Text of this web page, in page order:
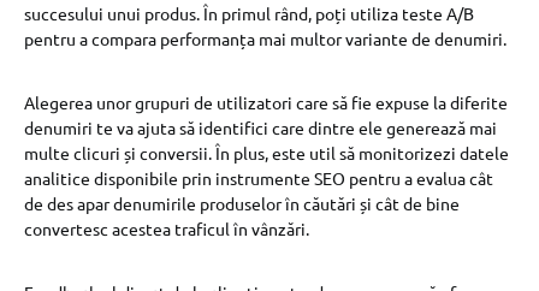
succesului unui produs. În primul rând, poți utiliza teste A/B
pentru a compara performanța mai multor variante de denumiri.
Alegerea unor grupuri de utilizatori care să fie expuse la diferite
denumiri te va ajuta să identifici care dintre ele generează mai
multe clicuri și conversii. În plus, este util să monitorizezi datele
analitice disponibile prin instrumente SEO pentru a evalua cât
de des apar denumirile produselor în căutări și cât de bine
convertesc acestea traficul în vânzări.